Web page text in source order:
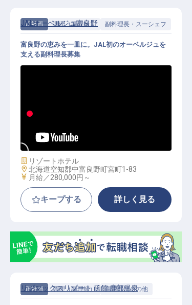
正社員 調理（調理師） 副料理長・スーシェフ
副料理長│月給28万円～／JALオー
役にしたオーベルジュの厨房
JALオーベルジュ富良野
富良野の恵みを一皿に。JAL初のオーベルジュを
支える副料理長募集
施設業態
リゾートホテル
勤務地
北海道空知郡中富良野町宮町1-83
給与
月給／280,000円～
キープする 詳しく見る
正社員 調理（調理師） 調理部門その他
リブマックスリゾート 函館 鹿部温泉